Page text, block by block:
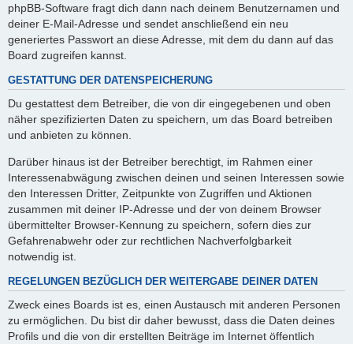
phpBB-Software fragt dich dann nach deinem Benutzernamen und
deiner E-Mail-Adresse und sendet anschließend ein neu
generiertes Passwort an diese Adresse, mit dem du dann auf das
Board zugreifen kannst.
GESTATTUNG DER DATENSPEICHERUNG
Du gestattest dem Betreiber, die von dir eingegebenen und oben
näher spezifizierten Daten zu speichern, um das Board betreiben
und anbieten zu können.
Darüber hinaus ist der Betreiber berechtigt, im Rahmen einer
Interessenabwägung zwischen deinen und seinen Interessen sowie
den Interessen Dritter, Zeitpunkte von Zugriffen und Aktionen
zusammen mit deiner IP-Adresse und der von deinem Browser
übermittelter Browser-Kennung zu speichern, sofern dies zur
Gefahrenabwehr oder zur rechtlichen Nachverfolgbarkeit
notwendig ist.
REGELUNGEN BEZÜGLICH DER WEITERGABE DEINER DATEN
Zweck eines Boards ist es, einen Austausch mit anderen Personen
zu ermöglichen. Du bist dir daher bewusst, dass die Daten deines
Profils und die von dir erstellten Beiträge im Internet öffentlich